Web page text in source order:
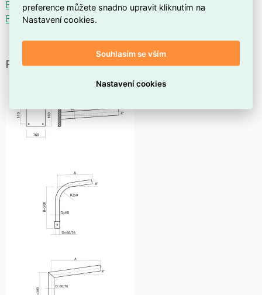
EMC
Ballproof
Příslušenství k EVELUX
preference můžete snadno upravit kliknutím na
Nastavení cookies.
Souhlasím se vším
Nastavení cookies